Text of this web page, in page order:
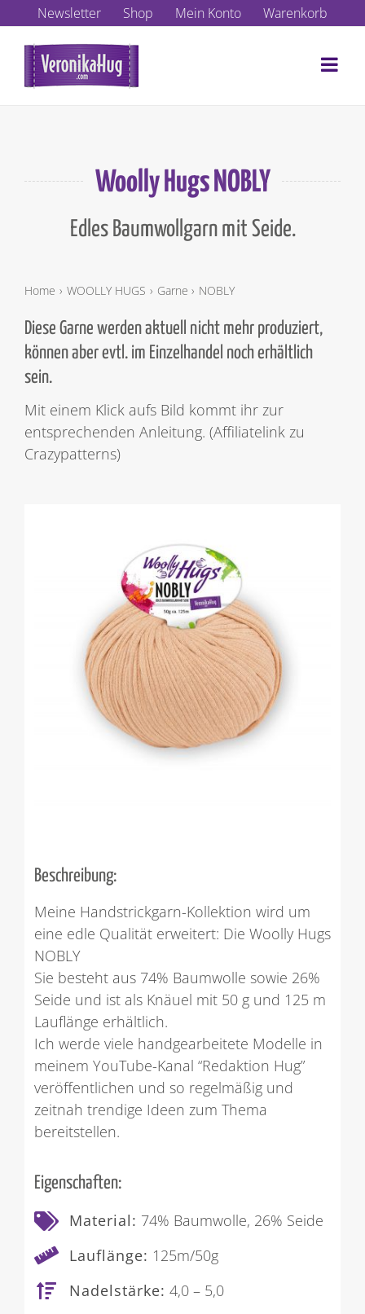
Inhalt
springen
Newsletter Shop Mein Konto Warenkorb
Woolly Hugs NOBLY
Edles Baumwollgarn mit Seide.
Home WOOLLY HUGS Garne NOBLY
Diese Garne werden aktuell nicht mehr produziert,
können aber evtl. im Einzelhandel noch erhältlich
sein.
Mit einem Klick aufs Bild kommt ihr zur
entsprechenden Anleitung. (Affiliatelink zu
Crazypatterns)
Beschreibung:
Meine Handstrickgarn-Kollektion wird um
eine edle Qualität erweitert: Die Woolly Hugs
NOBLY
Sie besteht aus 74% Baumwolle sowie 26%
Seide und ist als Knäuel mit 50 g und 125 m
Lauflänge erhältlich.
Ich werde viele handgearbeitete Modelle in
meinem YouTube-Kanal “Redaktion Hug”
veröffentlichen und so regelmäßig und
zeitnah trendige Ideen zum Thema
bereitstellen.
Eigenschaften:
Material: 74% Baumwolle, 26% Seide
Lauflänge: 125m/50g
Nadelstärke: 4,0 – 5,0